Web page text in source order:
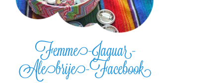
Femme-Jaguar-
Alebrije-Facebook